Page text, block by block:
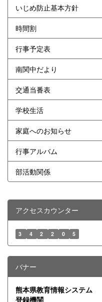
いじめ防止基本方針
時間割
行事予定表
南関中だより
交通当番表
学校生活
家庭へのお知らせ
行事アルバム
部活動関係
アクセスカウンター
3 4 2 2 0 5
バナー
熊本県教育情報システム
登録機関